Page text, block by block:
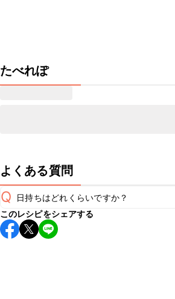
たべれぽ
よくある質問
Q 日持ちはどれくらいですか？
こちらのレシピは出来たてをお召し上が
すすめします。
このレシピをシェアする